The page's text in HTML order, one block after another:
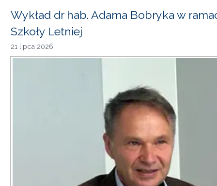
Wykład dr hab. Adama Bobryka w
Szkoły Letniej
21 lipca 2026